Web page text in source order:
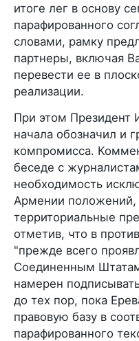
итоге лег в основу
парафированного
словами, рамку
партнеры, включая
перевести ее в
реализации.
При этом Президент
начала обозначил и
компромисса.
беседе с
необходимость
Армении
территориальные
отметив, что в
"прежде всего
Соединенным
намерен
до тех пор, пока
правовую базу в
парафированного